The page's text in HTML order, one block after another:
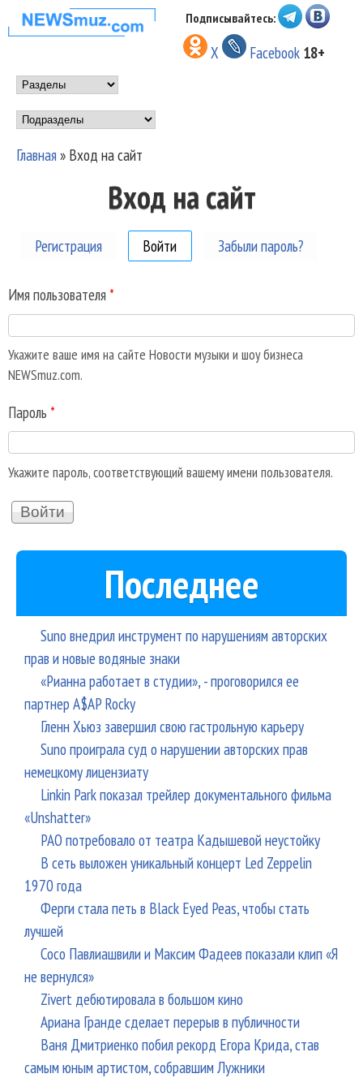
Перейти к основному
содержанию
НОВОСТИ
МУЗЫКИ И
ШОУ БИЗНЕСА
NEWSMUZ.COM
Подписывайтесь:
X Facebook 18+
Main menu
Подразделы
Вы здесь
Главная» Вход на сайт
Вход на сайт
Регистрация Войти (активная вкладка)
Забыли пароль?
Имя пользователя *
Укажите ваше имя на сайте Новости музыки и шоу бизнеса
NEWSmuz.com.
Пароль *
Укажите пароль, соответствующий вашему имени пользователя.
Последнее
Suno внедрил инструмент по нарушениям авторских
прав и новые водяные знаки
«Рианна работает в студии», - проговорился ее
партнер A$AP Rocky
Гленн Хьюз завершил свою гастрольную карьеру
Suno проиграла суд о нарушении авторских прав
немецкому лицензиату
Linkin Park показал трейлер документального фильма
«Unshatter»
РАО потребовало от театра Кадышевой неустойку
В сеть выложен уникальный концерт Led Zeppelin
1970 года
Ферги стала петь в Black Eyed Peas, чтобы стать
лучшей
Сосо Павлиашвили и Максим Фадеев показали клип «Я
не вернулся»
Zivert дебютировала в большом кино
Ариана Гранде сделает перерыв в публичности
Ваня Дмитриенко побил рекорд Егора Крида, став
самым юным артистом, собравшим Лужники